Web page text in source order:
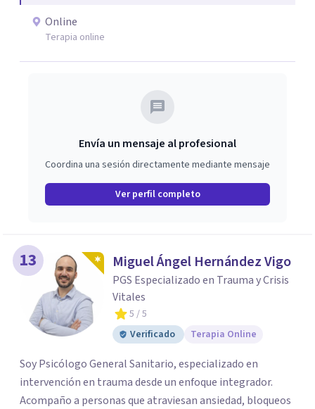
Online
Terapia online
Envía un mensaje al profesional
Coordina una sesión directamente mediante mensaje
Ver perfil completo
13 Miguel Ángel Hernández Vigo
PGS Especializado en Trauma y Crisis
Vitales
5 / 5
Verificado
Terapia Online
Soy Psicólogo General Sanitario, especializado en
intervención en trauma desde un enfoque integrador.
Acompaño a personas que atraviesan ansiedad, bloqueos